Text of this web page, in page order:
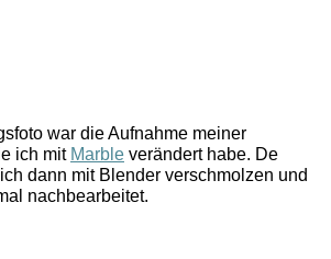
war die Aufnahme meiner
ich mit Marble verändert habe. De
dann mit Blender verschmolzen und
nachbearbeitet.